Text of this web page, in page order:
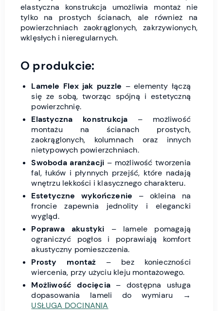
elastyczna konstrukcja umożliwia montaż nie
tylko na prostych ścianach, ale również na
powierzchniach zaokrąglonych, zakrzywionych,
wklęsłych i nieregularnych.
O produkcie:
Lamele Flex jak puzzle – elementy łączą
się ze sobą, tworząc spójną i estetyczną
powierzchnię.
Elastyczna konstrukcja – możliwość
montażu na ścianach prostych,
zaokrąglonych, kolumnach oraz innych
nietypowych powierzchniach.
Swoboda aranżacji – możliwość tworzenia
fal, łuków i płynnych przejść, które nadają
wnętrzu lekkości i klasycznego charakteru.
Estetyczne wykończenie – okleina na
froncie zapewnia jednolity i elegancki
wygląd.
Poprawa akustyki – lamele pomagają
ograniczyć pogłos i poprawiają komfort
akustyczny pomieszczenia.
Prosty montaż – bez konieczności
wiercenia, przy użyciu kleju montażowego.
Możliwość docięcia – dostępna usługa
dopasowania lameli do wymiaru →
USŁUGA DOCINANIA